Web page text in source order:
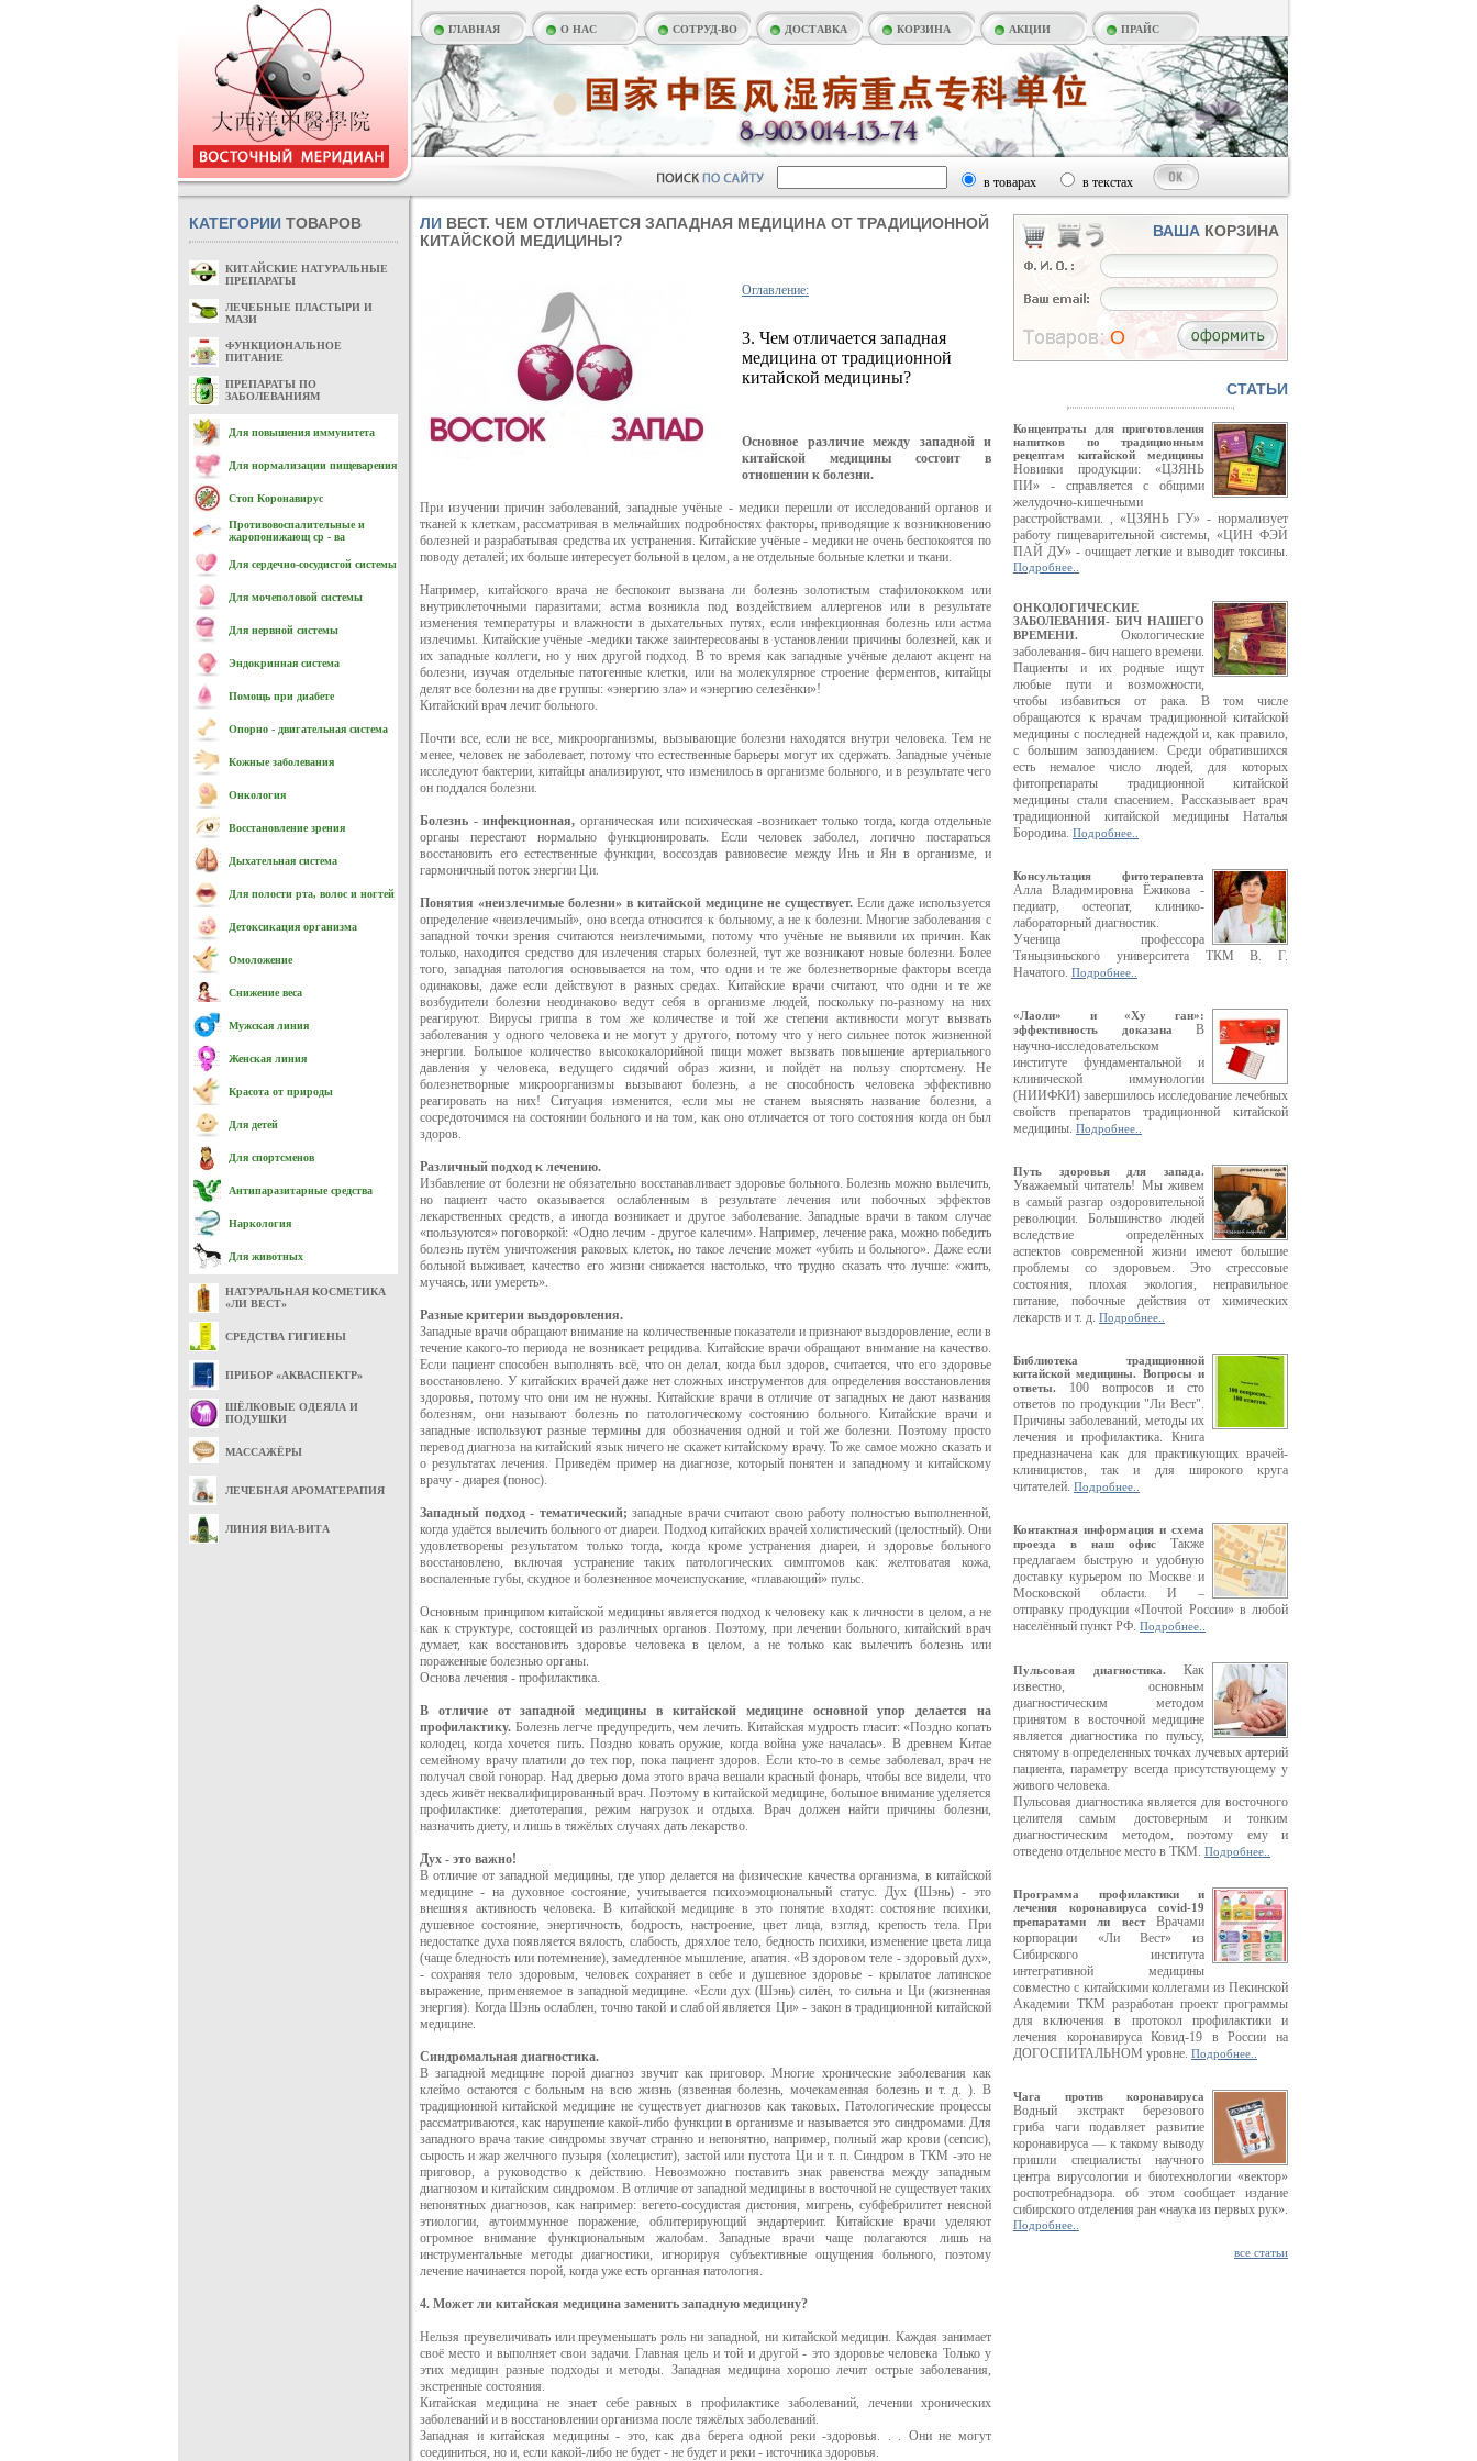
ГЛАВНАЯ О НАС СОТРУД-ВО ДОСТАВКА КОРЗИНА АКЦИИ ПРАЙС
в товарах в текстах
КАТЕГОРИИ ТОВАРОВ
КИТАЙСКИЕ НАТУРАЛЬНЫЕ
ПРЕПАРАТЫ
ЛЕЧЕБНЫЕ ПЛАСТЫРИ И
МАЗИ
ФУНКЦИОНАЛЬНОЕ
ПИТАНИЕ
ПРЕПАРАТЫ ПО
ЗАБОЛЕВАНИЯМ
Для повышения иммунитета
Для нормализации пищеварения
Стоп Коронавирус
Противовоспалительные и
жаропонижающ ср - ва
Для сердечно-cосудистой системы
Для мочеполовой системы
Для нервной системы
Эндокринная система
Помощь при диабете
Опорно - двигательная система
Кожные заболевания
Онкология
Восстановление зрения
Дыхательная система
Для полости рта, волос и ногтей
Детоксикация организма
Омоложение
Снижение веса
Мужская линия
Женская линия
Красота от природы
Для детей
Для спортсменов
Антипаразитарные средства
Наркология
Для животных
НАТУРАЛЬНАЯ КОСМЕТИКА
«ЛИ ВЕСТ»
СРЕДСТВА ГИГИЕНЫ
ПРИБОР «АКВАСПЕКТР»
ШЁЛКОВЫЕ ОДЕЯЛА И
ПОДУШКИ
МАССАЖЁРЫ
ЛЕЧЕБНАЯ АРОМАТЕРАПИЯ
ЛИНИЯ ВИА-ВИТА
ЛИ ВЕСТ. ЧЕМ ОТЛИЧАЕТСЯ ЗАПАДНАЯ МЕДИЦИНА ОТ ТРАДИЦИОННОЙ
КИТАЙСКОЙ МЕДИЦИНЫ?
Оглавление:
3. Чем отличается западная
медицина от традиционной
китайской медицины?
Основное различие между западной и
китайской медицины состоит в
отношении к болезни.
При изучении причин заболеваний, западные учёные - медики перешли от исследований органов и
тканей к клеткам, рассматривая в мельчайших подробностях факторы, приводящие к возникновению
болезней и разрабатывая средства их устранения. Китайские учёные - медики не очень беспокоятся по
поводу деталей; их больше интересует больной в целом, а не отдельные больные клетки и ткани.
Например, китайского врача не беспокоит вызвана ли болезнь золотистым стафилококком или
внутриклеточными паразитами; астма возникла под воздействием аллергенов или в результате
изменения температуры и влажности в дыхательных путях, если инфекционная болезнь или астма
излечимы. Китайские учёные -медики также заинтересованы в установлении причины болезней, как и
их западные коллеги, но у них другой подход. В то время как западные учёные делают акцент на
болезни, изучая отдельные патогенные клетки, или на молекулярное строение ферментов, китайцы
делят все болезни на две группы: «энергию зла» и «энергию селезёнки»!
Китайский врач лечит больного.
Почти все, если не все, микроорганизмы, вызывающие болезни находятся внутри человека. Тем не
менее, человек не заболевает, потому что естественные барьеры могут их сдержать. Западные учёные
исследуют бактерии, китайцы анализируют, что изменилось в организме больного, и в результате чего
он поддался болезни.
Болезнь - инфекционная,органическая или психическая -возникает только тогда, когда отдельные
органы перестают нормально функционировать. Если человек заболел, логично постараться
восстановить его естественные функции, воссоздав равновесие между Инь и Ян в организме, и
гармоничный поток энергии Ци.
Понятия «неизлечимые болезни» в китайской медицине не существует. Если даже используется
определение «неизлечимый», оно всегда относится к больному, а не к болезни. Многие заболевания с
западной точки зрения считаются неизлечимыми, потому что учёные не выявили их причин. Как
только, находится средство для излечения старых болезней, тут же возникают новые болезни. Более
того, западная патология основывается на том, что одни и те же болезнетворные факторы всегда
одинаковы, даже если действуют в разных средах. Китайские врачи считают, что одни и те же
возбудители болезни неодинаково ведут себя в организме людей, поскольку по-разному на них
реагируют. Вирусы гриппа в том же количестве и той же степени активности могут вызвать
заболевания у одного человека и не могут у другого, потому что у него сильнее поток жизненной
энергии. Большое количество высококалорийной пищи может вызвать повышение артериального
давления у человека, ведущего сидячий образ жизни, и пойдёт на пользу спортсмену. Не
болезнетворные микроорганизмы вызывают болезнь, а не способность человека эффективно
реагировать на них! Ситуация изменится, если мы не станем выяснять название болезни, а
сосредоточимся на состоянии больного и на том, как оно отличается от того состояния когда он был
здоров.
Различный подход к лечению.
Избавление от болезни не обязательно восстанавливает здоровье больного. Болезнь можно вылечить,
но пациент часто оказывается ослабленным в результате лечения или побочных эффектов
лекарственных средств, а иногда возникает и другое заболевание. Западные врачи в таком случае
«пользуются» поговоркой: «Одно лечим - другое калечим». Например, лечение рака, можно победить
болезнь путём уничтожения раковых клеток, но такое лечение может «убить и больного». Даже если
больной выживает, качество его жизни снижается настолько, что трудно сказать что лучше: «жить,
мучаясь, или умереть».
Разные критерии выздоровления.
Западные врачи обращают внимание на количественные показатели и признают выздоровление, если в
течение какого-то периода не возникает рецидива. Китайские врачи обращают внимание на качество.
Если пациент способен выполнять всё, что он делал, когда был здоров, считается, что его здоровье
восстановлено. У китайских врачей даже нет сложных инструментов для определения восстановления
здоровья, потому что они им не нужны. Китайские врачи в отличие от западных не дают названия
болезням, они называют болезнь по патологическому состоянию больного. Китайские врачи и
западные используют разные термины для обозначения одной и той же болезни. Поэтому просто
перевод диагноза на китайский язык ничего не скажет китайскому врачу. То же самое можно сказать и
о результатах лечения. Приведём пример на диагнозе, который понятен и западному и китайскому
врачу - диарея (понос).
Западный подход - тематический; западные врачи считают свою работу полностью выполненной,
когда удаётся вылечить больного от диареи. Подход китайских врачей холистический (целостный). Они
удовлетворены результатом только тогда, когда кроме устранения диареи, и здоровье больного
восстановлено, включая устранение таких патологических симптомов как: желтоватая кожа,
воспаленные губы, скудное и болезненное мочеиспускание, «плавающий» пульс.
Основным принципом китайской медицины является подход к человеку как к личности в целом, а не
как к структуре, состоящей из различных органов. Поэтому, при лечении больного, китайский врач
думает, как восстановить здоровье человека в целом, а не только как вылечить болезнь или
пораженные болезнью органы.
Основа лечения - профилактика.
В отличие от западной медицины в китайской медицине основной упор делается на
профилактику. Болезнь легче предупредить, чем лечить. Китайская мудрость гласит: «Поздно копать
колодец, когда хочется пить. Поздно ковать оружие, когда война уже началась». В древнем Китае
семейному врачу платили до тех пор, пока пациент здоров. Если кто-то в семье заболевал, врач не
получал свой гонорар. Над дверью дома этого врача вешали красный фонарь, чтобы все видели, что
здесь живёт неквалифицированный врач. Поэтому в китайской медицине, большое внимание уделяется
профилактике: диетотерапия, режим нагрузок и отдыха. Врач должен найти причины болезни,
назначить диету, и лишь в тяжёлых случаях дать лекарство.
Дух - это важно!
В отличие от западной медицины, где упор делается на физические качества организма, в китайской
медицине - на духовное состояние, учитывается психоэмоциональный статус. Дух (Шэнь) - это
внешняя активность человека. В китайской медицине в это понятие входят: состояние психики,
душевное состояние, энергичность, бодрость, настроение, цвет лица, взгляд, крепость тела. При
недостатке духа появляется вялость, слабость, дряхлое тело, бедность психики, изменение цвета лица
(чаще бледность или потемнение), замедленное мышление, апатия. «В здоровом теле - здоровый дух»,
- сохраняя тело здоровым, человек сохраняет в себе и душевное здоровье - крылатое латинское
выражение, применяемое в западной медицине. «Если дух (Шэнь) силён, то сильна и Ци (жизненная
энергия). Когда Шэнь ослаблен, точно такой и слабой является Ци» - закон в традиционной китайской
медицине.
Синдромальная диагностика.
В западной медицине порой диагноз звучит как приговор. Многие хронические заболевания как
клеймо остаются с больным на всю жизнь (язвенная болезнь, мочекаменная болезнь и т. д. ). В
традиционной китайской медицине не существует диагнозов как таковых. Патологические процессы
рассматриваются, как нарушение какой-либо функции в организме и называется это синдромами. Для
западного врача такие синдромы звучат странно и непонятно, например, полный жар крови (сепсис),
сырость и жар желчного пузыря (холецистит), застой или пустота Ци и т. п. Синдром в ТКМ -это не
приговор, а руководство к действию. Невозможно поставить знак равенства между западным
диагнозом и китайским синдромом. В отличие от западной медицины в восточной не существует таких
непонятных диагнозов, как например: вегето-сосудистая дистония, мигрень, субфебрилитет неясной
этиологии, аутоиммунное поражение, облитерирующий эндартериит. Китайские врачи уделяют
огромное внимание функциональным жалобам. Западные врачи чаще полагаются лишь на
инструментальные методы диагностики, игнорируя субъективные ощущения больного, поэтому
лечение начинается порой, когда уже есть органная патология.
4. Может ли китайская медицина заменить западную медицину?
Нельзя преувеличивать или преуменьшать роль ни западной, ни китайской медицин. Каждая занимает
своё место и выполняет свои задачи. Главная цель и той и другой - это здоровье человека Только у
этих медицин разные подходы и методы. Западная медицина хорошо лечит острые заболевания,
экстренные состояния.
Китайская медицина не знает себе равных в профилактике заболеваний, лечении хронических
заболеваний и в восстановлении организма после тяжёлых заболеваний.
Западная и китайская медицины - это, как два берега одной реки -здоровья. . . Они не могут
соединиться, но и, если какой-либо не будет - не будет и реки - источника здоровья.
ВАША КОРЗИНА
O
CТАТЬИ
Концентраты для приготовления
напитков по традиционным
рецептам китайской медицины
Новинки продукции: «ЦЗЯНЬ
ПИ» - справляется с общими
желудочно-кишечными
расстройствами. , «ЦЗЯНЬ ГУ» - нормализует
работу пищеварительной системы, «ЦИН ФЭЙ
ПАЙ ДУ» - очищает легкие и выводит токсины.
Подробнее..
ОНКОЛОГИЧЕСКИЕ
ЗАБОЛЕВАНИЯ- БИЧ НАШЕГО
ВРЕМЕНИ.
Окологические
заболевания- бич нашего времени.
Пациенты и их родные ищут
любые пути и возможности,
чтобы избавиться от рака. В том числе
обращаются к врачам традиционной китайской
медицины с последней надеждой и, как правило,
с большим запозданием. Среди обратившихся
есть немалое число людей, для которых
фитопрепараты традиционной китайской
медицины стали спасением. Рассказывает врач
традиционной китайской медицины Наталья
Бородина. Подробнее..
Консультация фитотерапевта
Алла Владимировна Ёжикова -
педиатр, остеопат, клинико-
лабораторный диагностик.
Ученица профессора
Тяньцзиньского университета ТКМ В. Г.
Начатого. Подробнее..
«Лаоли» и «Ху ган»:
эффективность доказана
В
научно-исследовательском
институте фундаментальной и
клинической иммунологии
(НИИФКИ) завершилось исследование лечебных
свойств препаратов традиционной китайской
медицины. Подробнее..
Путь здоровья для запада.
Уважаемый читатель! Мы живем
в самый разгар оздоровительной
революции. Большинство людей
вследствие определённых
аспектов современной жизни имеют большие
проблемы со здоровьем. Это стрессовые
состояния, плохая экология, неправильное
питание, побочные действия от химических
лекарств и т. д. Подробнее..
Библиотека традиционной
китайской медицины. Вопросы и
ответы.
100 вопросов и сто
ответов по продукции "Ли Вест".
Причины заболеваний, методы их
лечения и профилактика. Книга
предназначена как для практикующих врачей-
клиницистов, так и для широкого круга
читателей. Подробнее..
Контактная информация и схема
проезда в наш офис Также
предлагаем быструю и удобную
доставку курьером по Москве и
Московской области. И –
отправку продукции «Почтой России» в любой
населённый пункт РФ. Подробнее..
Пульсовая диагностика.
Как
известно, основным
диагностическим методом
принятом в восточной медицине
является диагностика по пульсу,
снятому в определенных точках лучевых артерий
пациента, параметру всегда присутствующему у
живого человека.
Пульсовая диагностика является для восточного
целителя самым достоверным и тонким
диагностическим методом, поэтому ему и
отведено отдельное место в ТКМ. Подробнее..
Программа профилактики и
лечения коронавируса covid-19
препаратами ли вестВрачами
корпорации «Ли Вест» из
Сибирского института
интегративной медицины
совместно с китайскими коллегами из Пекинской
Академии ТКМ разработан проект программы
для включения в протокол профилактики и
лечения коронавируса Ковид-19 в России на
ДОГОСПИТАЛЬНОМ уровне. Подробнее..
Чага против коронавируса
Водный экстракт березового
гриба чаги подавляет развитие
коронавируса — к такому выводу
пришли специалисты научного
центра вирусологии и биотехнологии «вектор»
роспотребнадзора. об этом сообщает издание
сибирского отделения ран «наука из первых рук».
Подробнее..
все статьи